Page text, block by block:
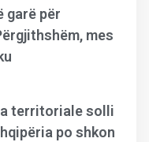
garë për
mes
territoriale solli
po shkon